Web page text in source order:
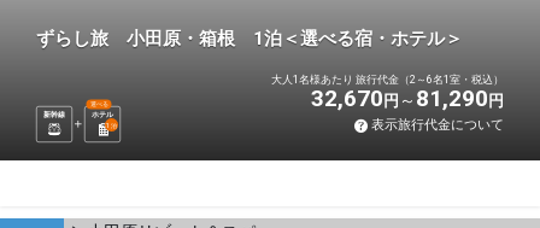
ずらし旅 小田原・箱根 1泊＜選べる宿・ホテル＞
新幹線 ホテル
選べる
1 泊
大人1名様あたり 旅行代金（2～6名1室・税込）
32,670 円 81,290 円
表示旅行代金について